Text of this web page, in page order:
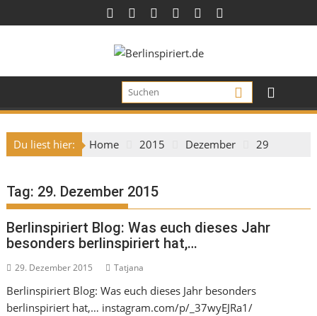
to
Du liest hier: Home 2015 Dezember 29
Tag: 29. Dezember 2015
Berlinspiriert Blog: Was euch dieses Jahr
besonders berlinspiriert hat,…
29. Dezember 2015 Tatjana
Berlinspiriert Blog: Was euch dieses Jahr besonders
berlinspiriert hat,… instagram.com/p/_37wyEJRa1/